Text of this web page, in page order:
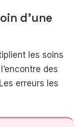
d’une
les soins
des
erreurs les